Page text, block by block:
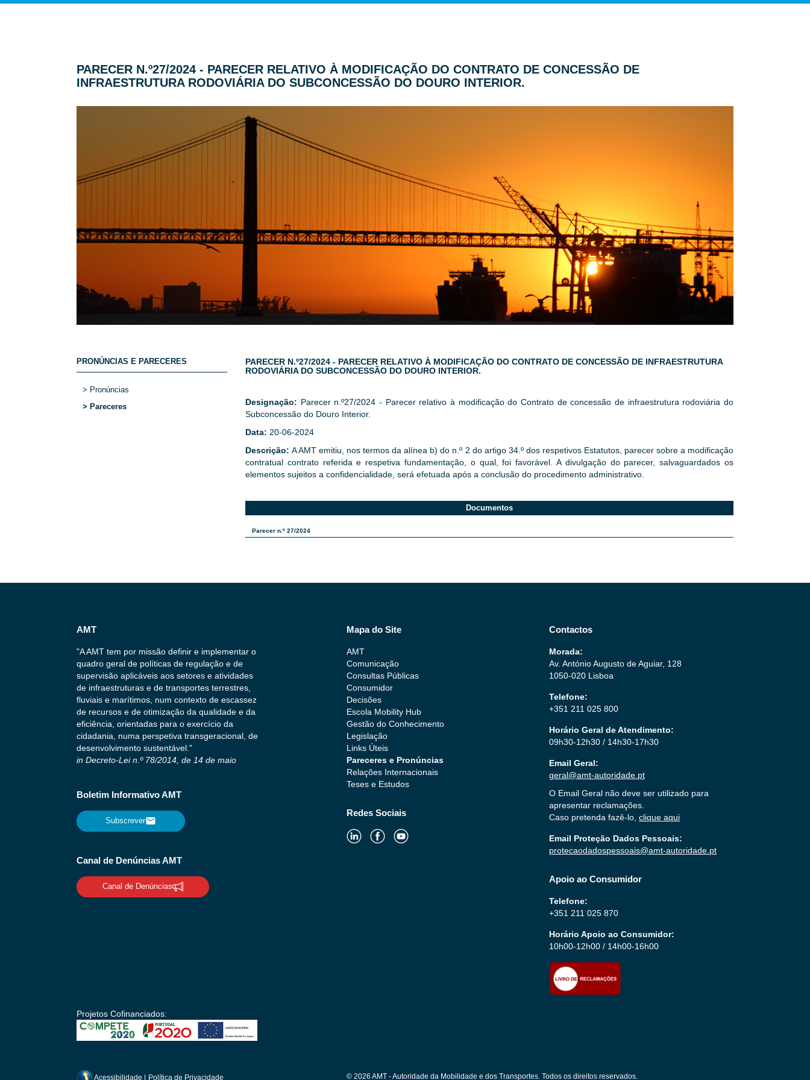
PARECER N.º27/2024 - PARECER RELATIVO À MODIFICAÇÃO DO CONTRATO DE CONCESSÃO DE
INFRAESTRUTURA RODOVIÁRIA DO SUBCONCESSÃO DO DOURO INTERIOR.
PRONÚNCIAS E PARECERES
> Pronúncias
> Pareceres
PARECER N.º27/2024 - PARECER RELATIVO À MODIFICAÇÃO DO CONTRATO DE CONCESSÃO DE INFRAESTRUTURA
RODOVIÁRIA DO SUBCONCESSÃO DO DOURO INTERIOR.
Designação: Parecer n.º27/2024 - Parecer relativo à modificação do Contrato de concessão de infraestrutura rodoviária do
Subconcessão do Douro Interior.
Data: 20-06-2024
Descrição:A AMT emitiu, nos termos da alínea b) do n.º 2 do artigo 34.º dos respetivos Estatutos, parecer sobre a modificação
contratual contrato referida e respetiva fundamentação, o qual, foi favorável. A divulgação do parecer, salvaguardados os
elementos sujeitos a confidencialidade, será efetuada após a conclusão do procedimento administrativo.
Documentos
Parecer n.º 27/2024
AMT
"A AMT tem por missão definir e implementar o
quadro geral de políticas de regulação e de
supervisão aplicáveis aos setores e atividades
de infraestruturas e de transportes terrestres,
fluviais e marítimos, num contexto de escassez
de recursos e de otimização da qualidade e da
eficiência, orientadas para o exercício da
cidadania, numa perspetiva transgeracional, de
desenvolvimento sustentável."
in Decreto-Lei n.º 78/2014, de 14 de maio
Boletim Informativo AMT
Subscrever
Canal de Denúncias AMT
Canal de Denúncias
Mapa do Site
AMT
Comunicação
Consultas Públicas
Consumidor
Decisões
Escola Mobility Hub
Gestão do Conhecimento
Legislação
Links Úteis
Pareceres e Pronúncias
Relações Internacionais
Teses e Estudos
Redes Sociais
Contactos
Morada:
Av. António Augusto de Aguiar, 128
1050-020 Lisboa
Telefone:
+351 211 025 800
Horário Geral de Atendimento:
09h30-12h30 / 14h30-17h30
Email Geral:
geral@amt-autoridade.pt
O Email Geral não deve ser utilizado para
apresentar reclamações.
Caso pretenda fazê-lo, clique aqui
Email Proteção Dados Pessoais:
protecaodadospessoais@amt-autoridade.pt
Apoio ao Consumidor
Telefone:
+351 211 025 870
Horário Apoio ao Consumidor:
10h00-12h00 / 14h00-16h00
Projetos Cofinanciados:
Acessibilidade Política de Privacidade © 2026 AMT - Autoridade da Mobilidade e dos Transportes. Todos os direitos reservados.